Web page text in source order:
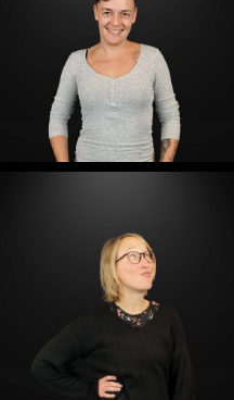
E-Mail
E-Mail